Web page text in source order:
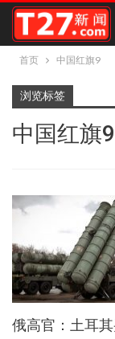
首页 中国红旗9
浏览标签
中国红旗9
俄高官：土耳